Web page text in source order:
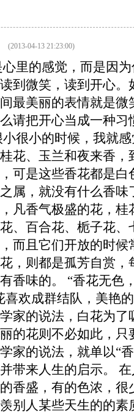
(2013-04-13 21:23:00)
里的感觉，而是因
到微笑，读到开心
最美丽的表情就是
请把开心当成一种
很小的时候，我就
花、玉兰和夜来香
可是这些香花都是
属，就没有什么香
凡香气极盛的花，
、百合花、栀子花
而且它们开放的时
，则都是孤芳自赏
香味的。 “香花无色
喜欢成群结队，美艳
家的说法，白花为
的花则不必如此，
家的说法，就单以“
带来人生的启示。
香盛，有的色浓，
别人某些天生的的